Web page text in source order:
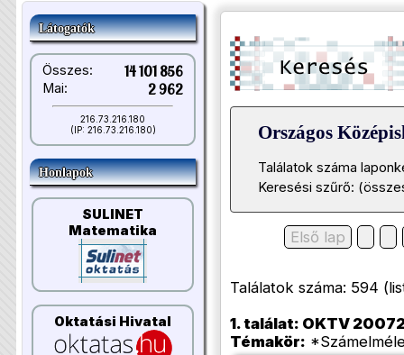
Látogatók
Összes: 14 101 856
Mai: 2 962
216.73.216.180
(IP: 216.73.216.180)
Honlapok
SULINET
Matematika
Oktatási Hivatal
Országos
Találatok száma
Keresési szűrő:
Első lap
Találatok száma: 594
1. találat: OKTV
Témakör: